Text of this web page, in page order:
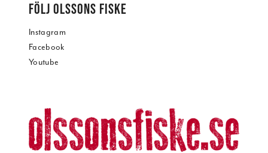
FÖLJ OLSSONS FISKE
Instagram
Facebook
Youtube